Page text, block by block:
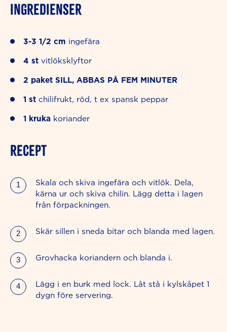
INGREDIENSER
3-3 1/2 cm ingefära
4 st vitlöksklyftor
2 paket SILL, ABBAS PÅ FEM MINUTER
1 st chilifrukt, röd, t ex spansk peppar
1 kruka koriander
RECEPT
Skala och skiva ingefära och vitlök. Dela,
kärna ur och skiva chilin. Lägg detta i lagen
från förpackningen.
Skär sillen i sneda bitar och blanda med lagen.
Grovhacka koriandern och blanda i.
Lägg i en burk med lock. Låt stå i kylskåpet 1
dygn före servering.